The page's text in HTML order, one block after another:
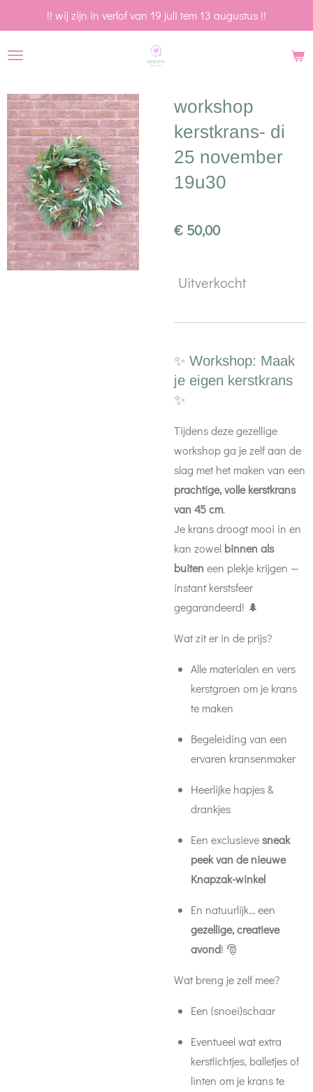
naar
hoofdinhoud
!! wij zijn in verlof van 19 juli tem 13 augustus !!
workshop
kerstkrans- di
25 november
19u30
€ 50,00
Uitverkocht
✨ Workshop: Maak
je eigen kerstkrans
✨
Tijdens deze gezellige
workshop ga je zelf aan de
slag met het maken van een
prachtige, volle kerstkrans
van 45 cm.
Je krans droogt mooi in en
kan zowel binnen als
buiten een plekje krijgen —
instant kerstsfeer
gegarandeerd! 🌲
Wat zit er in de prijs?
Alle materialen en vers
kerstgroen om je krans
te maken
Begeleiding van een
ervaren kransenmaker
Heerlijke hapjes &
drankjes
Een exclusievesneak
peek van de nieuwe
Knapzak-winkel
En natuurlijk… een
gezellige, creatieve
avond! 🎅
Wat breng je zelf mee?
Een (snoei)schaar
Eventueel wat extra
kerstlichtjes, balletjes of
linten om je krans te